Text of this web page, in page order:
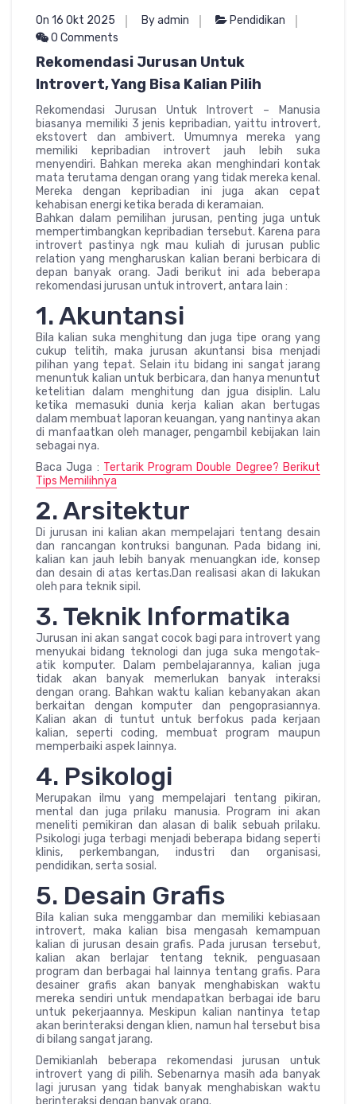
On 16 Okt 2025 By admin
Pendidikan
0 Comments
Rekomendasi Jurusan Untuk
Introvert, Yang Bisa Kalian Pilih
Rekomendasi Jurusan Untuk Introvert – Manusia
biasanya memiliki 3 jenis kepribadian, yaittu introvert,
ekstovert dan ambivert. Umumnya mereka yang
memiliki kepribadian introvert jauh lebih suka
menyendiri. Bahkan mereka akan menghindari kontak
mata terutama dengan orang yang tidak mereka kenal.
Mereka dengan kepribadian ini juga akan cepat
kehabisan energi ketika berada di keramaian.
Bahkan dalam pemilihan jurusan, penting juga untuk
mempertimbangkan kepribadian tersebut. Karena para
introvert pastinya ngk mau kuliah di jurusan public
relation yang mengharuskan kalian berani berbicara di
depan banyak orang. Jadi berikut ini ada beberapa
rekomendasi jurusan untuk introvert, antara lain :
1. Akuntansi
Bila kalian suka menghitung dan juga tipe orang yang
cukup telitih, maka jurusan akuntansi bisa menjadi
pilihan yang tepat. Selain itu bidang ini sangat jarang
menuntuk kalian untuk berbicara, dan hanya menuntut
ketelitian dalam menghitung dan jgua disiplin. Lalu
ketika memasuki dunia kerja kalian akan bertugas
dalam membuat laporan keuangan, yang nantinya akan
di manfaatkan oleh manager, pengambil kebijakan lain
sebagai nya.
Baca Juga : Tertarik Program Double Degree? Berikut
Tips Memilihnya
2. Arsitektur
Di jurusan ini kalian akan mempelajari tentang desain
dan rancangan kontruksi bangunan. Pada bidang ini,
kalian kan jauh lebih banyak menuangkan ide, konsep
dan desain di atas kertas.Dan realisasi akan di lakukan
oleh para teknik sipil.
3. Teknik Informatika
Jurusan ini akan sangat cocok bagi para introvert yang
menyukai bidang teknologi dan juga suka mengotak-
atik komputer. Dalam pembelajarannya, kalian juga
tidak akan banyak memerlukan banyak interaksi
dengan orang. Bahkan waktu kalian kebanyakan akan
berkaitan dengan komputer dan pengoprasiannya.
Kalian akan di tuntut untuk berfokus pada kerjaan
kalian, seperti coding, membuat program maupun
memperbaiki aspek lainnya.
4. Psikologi
Merupakan ilmu yang mempelajari tentang pikiran,
mental dan juga prilaku manusia. Program ini akan
meneliti pemikiran dan alasan di balik sebuah prilaku.
Psikologi juga terbagi menjadi beberapa bidang seperti
klinis, perkembangan, industri dan organisasi,
pendidikan, serta sosial.
5. Desain Grafis
Bila kalian suka menggambar dan memiliki kebiasaan
introvert, maka kalian bisa mengasah kemampuan
kalian di jurusan desain grafis. Pada jurusan tersebut,
kalian akan berlajar tentang teknik, penguasaan
program dan berbagai hal lainnya tentang grafis. Para
desainer grafis akan banyak menghabiskan waktu
mereka sendiri untuk mendapatkan berbagai ide baru
untuk pekerjaannya. Meskipun kalian nantinya tetap
akan berinteraksi dengan klien, namun hal tersebut bisa
di bilang sangat jarang.
Demikianlah beberapa rekomendasi jurusan untuk
introvert yang di pilih. Sebenarnya masih ada banyak
lagi jurusan yang tidak banyak menghabiskan waktu